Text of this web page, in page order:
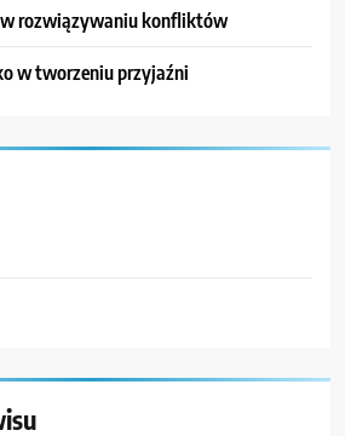
w rozwiązywaniu konfliktów
w tworzeniu przyjaźni